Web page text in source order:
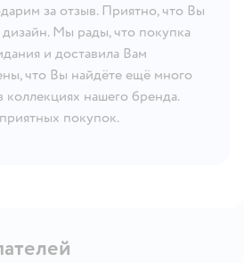
за отзыв. Приятно, что Вы
Мы рады, что покупка
и доставила Вам
что Вы найдёте ещё много
нашего бренда.
покупок.